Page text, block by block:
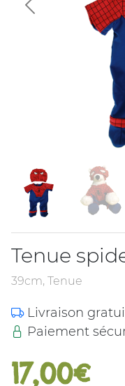
Previous
Tenue
39cm, Tenue
Livraison
Paiement
17,00€